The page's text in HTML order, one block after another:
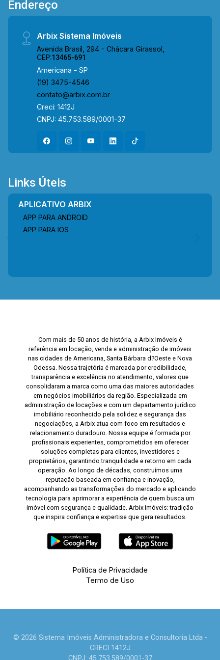
visita!! WhatsApp e Telefone: (19) 3475-4546
ARBIX IMÓVEIS - Presente em cada mudança!
Endereço
Arbix Sistema Imóveis
Avenida Brasil, 294 - Chácara Girassol,
CEP:13465-691
Americana - SP
(19) 3475-4546
contato@arbix.com.br
Creci: 1412J
CNPJ: 45.753.589/0001-37
Links Úteis
APLICATIVO ARBIX
APP PARA ANDROID
APP PARA IOS
Com mais de 50 anos de história, a Arbix Imóveis é
referência em locação, venda e administração de imóveis
nas cidades de Americana, Santa Bárbara d?Oeste e Nova
Odessa. Nossa trajetória é marcada por credibilidade,
transparência e excelência no atendimento, valores que
consolidaram a marca como uma das maiores autoridades
em negócios imobiliários da região. Especializada em
administração de locações e com um departamento jurídico
imobiliário reconhecido pela solidez e segurança das
negociações, a Arbix atua com foco em resultados e
relacionamento duradouro. Nossa equipe é formada por
profissionais experientes, comprometidos em oferecer
soluções completas para clientes, investidores e
proprietários, garantindo tranquilidade e retorno em cada
operação. Ao longo de décadas, construímos uma
reputação baseada em confiança e inovação,
acompanhando as transformações do mercado e aplicando
tecnologia para aprimorar a experiência de quem busca um
imóvel com segurança e qualidade. Arbix Imóveis: tradição
que inspira confiança e expertise que gera resultados.
Política de Privacidade
Termo de Uso
© 2026 Sistema Imóveis Administradora e Consultoria Ltda -
CRECI 1412J